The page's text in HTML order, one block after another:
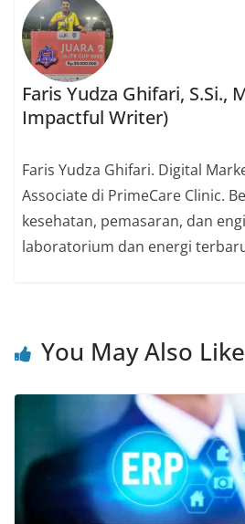
Faris Yudza Ghifari, S.Si.,
Impactful Writer)
Faris Yudza Ghifari. Digital
Associate di PrimeCare Clinic.
kesehatan, pemasaran, dan
laboratorium dan energi
You May Also Like